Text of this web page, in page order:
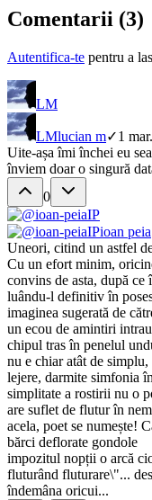
Comentarii (3)
Autentifica-te pentru a
LM
LMlucian m✓1
Uite-așa îmi închei eu
înviem doar o singură
0
IP
IPioan peia
Uneori, citind un astfel
Cu un efort minim,
convins de asta, după
luându-l definitiv în
imaginea sugerată de
un ecou de amintiri
chipul tras în penelul
nu e chiar atât de
lejere, darmite simfonia
simplitate a rostirii nu o
are suflet de flutur în
acela, poet se numește!
bărci deflorate gondole
impozitul nopții o arcă
fluturând fluturare\"...
îndemâna oricui...